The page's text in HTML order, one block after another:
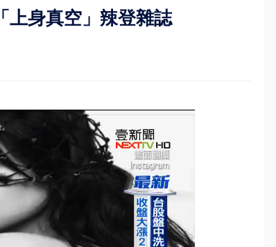
師聯手掮客騙買「B...
護關鍵基礎設施
上身真空」辣登雜誌